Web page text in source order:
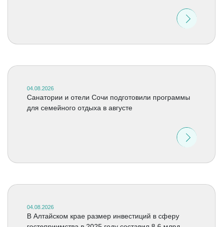
04.08.2026
Санатории и отели Сочи подготовили программы
для семейного отдыха в августе
04.08.2026
В Алтайском крае размер инвестиций в сферу